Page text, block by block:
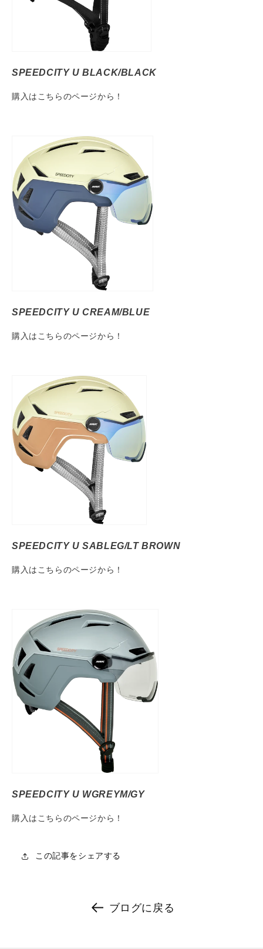
SPEEDCITY U BLACK/BLACK
購入はこちらのページから！
SPEEDCITY U CREAM/BLUE
購入はこちらのページから！
SPEEDCITY U SABLEG/LT BROWN
購入はこちらのページから！
SPEEDCITY U WGREYM/GY
購入はこちらのページから！
この記事をシェアする
ブログに戻る